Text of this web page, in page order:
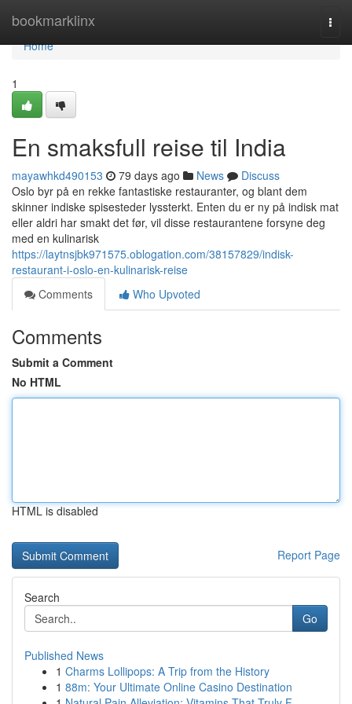
bookmarklinx
Home
Home
1
En smaksfull reise til India
mayawhkd490153 79 days ago News
Discuss
Oslo byr på en rekke fantastiske restauranter, og blant dem
skinner indiske spisesteder lyssterkt. Enten du er ny på indisk mat
eller aldri har smakt det før, vil disse restaurantene forsyne deg
med en kulinarisk
https://laytnsjbk971575.oblogation.com/38157829/indisk-
restaurant-i-oslo-en-kulinarisk-reise
Comments
Who Upvoted
Comments
Submit a Comment
No HTML
HTML is disabled
Report Page
Search
Go
Published News
1 Charms Lollipops: A Trip from the History
1 88m: Your Ultimate Online Casino Destination